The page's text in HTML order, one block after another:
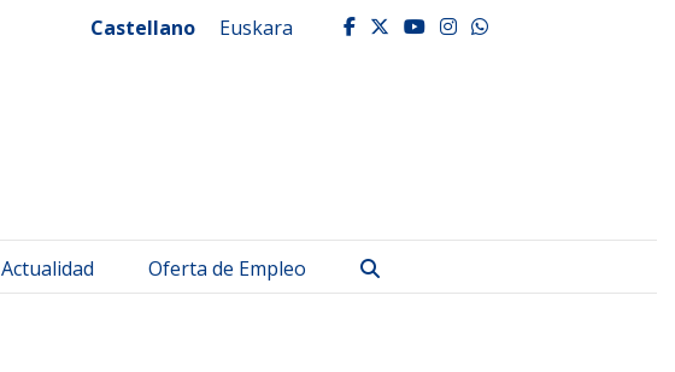
Castellano Euskara facebook
twitter
youtube
instagram
whatsapp
Actualidad Oferta de Empleo